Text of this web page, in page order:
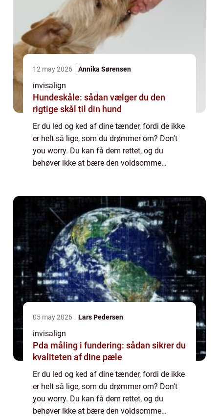
12 may 2026 Annika Sørensen
invisalign
Hundeskåle: sådan vælger du den
rigtige skål til din hund
Er du led og ked af dine tænder, fordi de ikke
er helt så lige, som du drømmer om? Don’t
you worry. Du kan få dem rettet, og du
behøver ikke at bære den voldsomme
05 may 2026 Lars Pedersen
invisalign
Pda måling i fundering: sådan sikrer du
kvaliteten af dine pæle
Er du led og ked af dine tænder, fordi de ikke
er helt så lige, som du drømmer om? Don’t
you worry. Du kan få dem rettet, og du
behøver ikke at bære den voldsomme